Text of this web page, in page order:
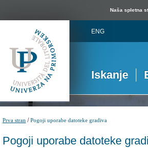
Naša spletna
ENG
Iskanje
Prva stran /Pogoji uporabe datoteke gradiva
Pogoji uporabe datoteke